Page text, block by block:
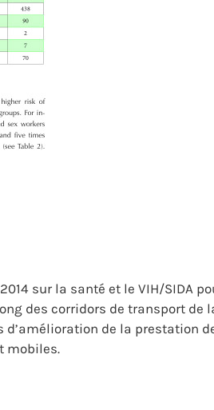
sur la santé et le VIH/SIDA
des corridors de transport de
d’amélioration de la prestation
mobiles.